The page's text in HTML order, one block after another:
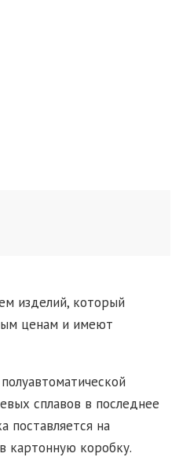
изделий, который
ценам и имеют
сплавов в последнее
поставляется на
картонную коробку.